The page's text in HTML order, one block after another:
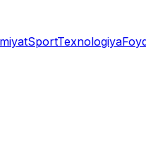
SportTexnologiya